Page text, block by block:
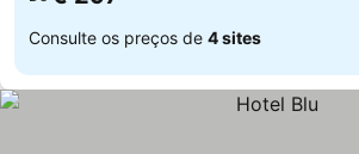
Consulte os preços de 4 sites